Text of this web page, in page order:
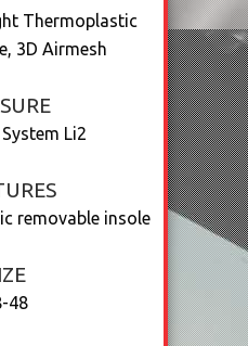
Thermoplastic
3D Airmesh
Li2
removable insole
48